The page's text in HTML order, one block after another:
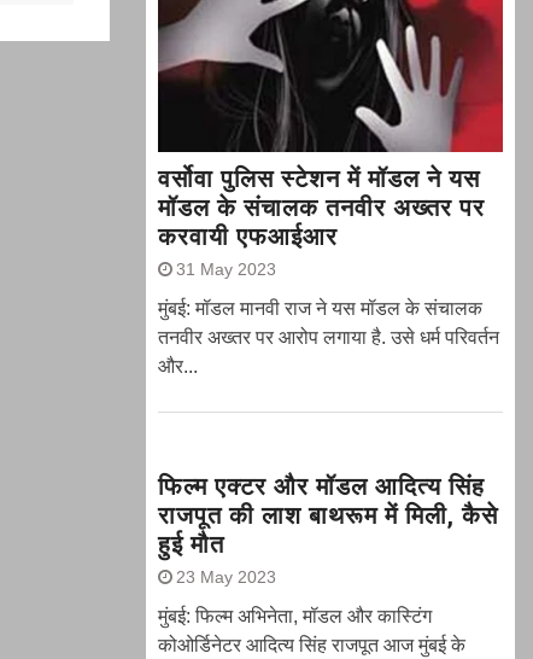
वर्सोवा पुलिस स्टेशन में मॉडल ने यस
मॉडल के संचालक तनवीर अख्तर पर
करवायी एफआईआर
31 May 2023
मुंबई: मॉडल मानवी राज ने यस मॉडल के संचालक
तनवीर अख्तर पर आरोप लगाया है. उसे धर्म परिवर्तन
और...
फिल्म एक्टर और मॉडल आदित्य सिंह
राजपूत की लाश बाथरूम में मिली, कैसे
हुई मौत
23 May 2023
मुंबई: फिल्म अभिनेता, मॉडल और कास्टिंग
कोओर्डिनेटर आदित्य सिंह राजपूत आज मुंबई के